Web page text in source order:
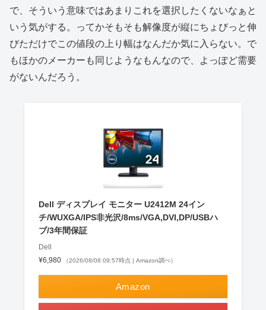
で、そういう意味ではあまりこれを選択したくないなぁと
いう気がする。ってかそもそも解像度が縦にちょびっと伸
びただけでこの値段の上り幅はなんだか気に入らない。で
もほかのメーカーも同じようなもんなので、よっぽど需要
がないんだろう。
Dell ディスプレイ モニター U2412M 24イン
チ/WUXGA/IPS非光沢/8ms/VGA,DVI,DP/USBハ
ブ/3年間保証
Dell
¥6,980
（2026/08/08 09:57時点 | Amazon調べ）
Amazon